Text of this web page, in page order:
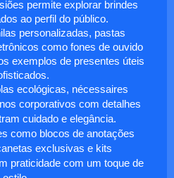
permite explorar brindes
ao perfil do público.
personalizadas, pastas
como fones de ouvido
exemplos de presentes úteis
ecológicas, nécessaires
corporativos com detalhes
cuidado e elegância.
como blocos de anotações
exclusivas e kits
praticidade com um toque de